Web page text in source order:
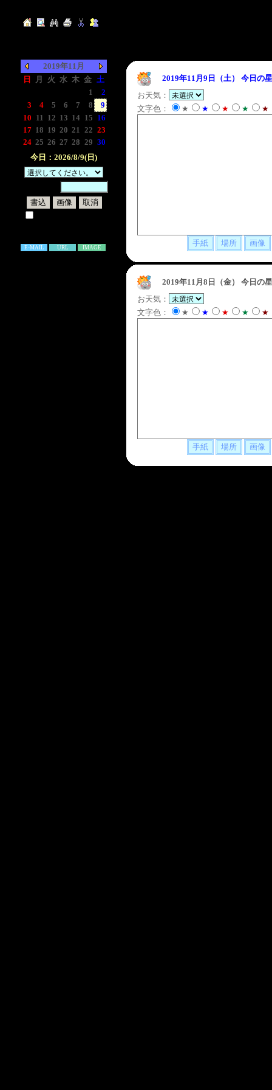
2019年11月
日
月 火 水 木 金 土
1
2
3
4 5 6 7 8
9
10 11 12 13 14 15 16
17 18 19 20 21 22 23
24 25 26 27 28 29 30
今日：2026/8/9(日)
E-MAIL URL IMAGE
2019年11月9日（土）
今日の
お天気：
文字色：
★ ★ ★ ★ ★
2019年11月8日（金）
今日の
お天気：
文字色：
★ ★ ★ ★ ★